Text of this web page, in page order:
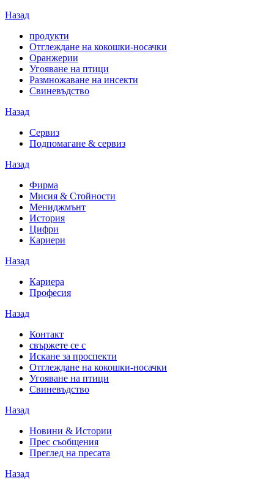
Назад
продукти
Отглеждане на кокошки-носачки
Оранжерии
Угояване на птици
Размножаване на инсекти
Свиневъдство
Назад
Сервиз
Подпомагане & сервиз
Назад
Фирма
Мисия & Стойности
Мениджмънт
История
Цифри
Кариери
Назад
Кариера
Професия
Назад
Контакт
свържете се с
Искане за проспекти
Отглеждане на кокошки-носачки
Угояване на птици
Свиневъдство
Назад
Новини & Истории
Прес съобщения
Преглед на пресата
Назад